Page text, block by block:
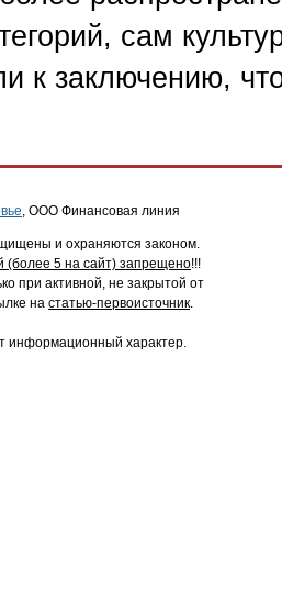
сам
к заключению,
, ООО Финансовая линия
и охраняются законом.
(более 5 на сайт) запрещено!!!
при активной, не закрытой от
на статью-первоисточник.
информационный характер.